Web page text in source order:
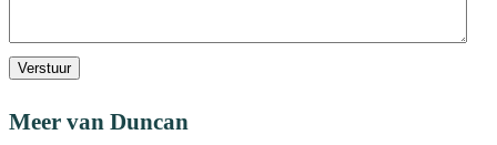
Verstuur
Meer van Duncan